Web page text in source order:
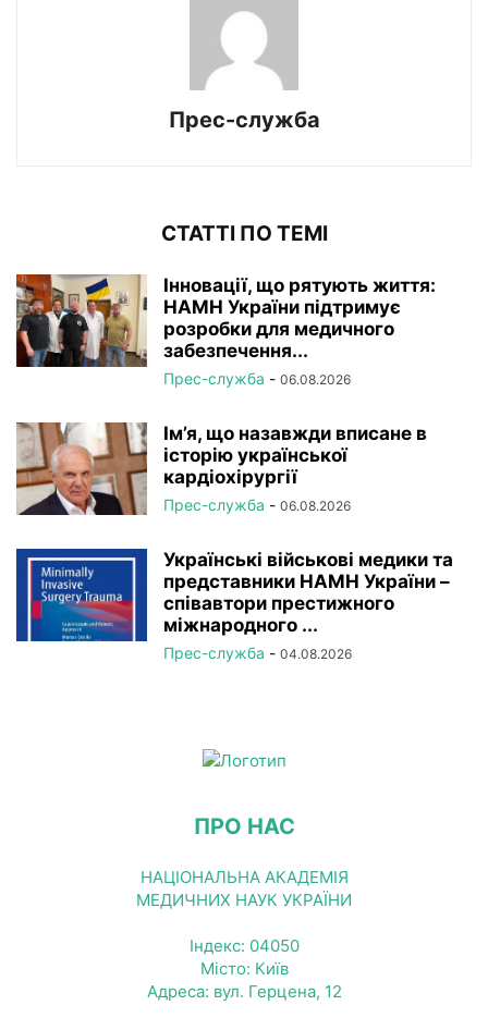
Прес-служба
СТАТТІ ПО ТЕМІ
Інновації, що рятують життя:
НАМН України підтримує
розробки для медичного
забезпечення...
Прес-служба - 06.08.2026
Ім’я, що назавжди вписане в
історію української
кардіохірургії
Прес-служба - 06.08.2026
Українські військові медики та
представники НАМН України –
співавтори престижного
міжнародного ...
Прес-служба - 04.08.2026
ПРО НАС
НАЦІОНАЛЬНА АКАДЕМІЯ
МЕДИЧНИХ НАУК УКРАЇНИ
Індекс: 04050
Місто: Київ
Адреса: вул. Герцена, 12